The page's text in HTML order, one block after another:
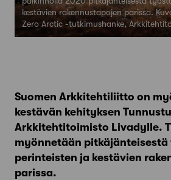
kestävien rakennustapojen parissa.
Zero Arctic -tutkimushanke,
Suomen Arkkitehtiliitto on
kestävän kehityksen
Arkkitehtitoimisto Livadylle.
myönnetään pitkäjänteisestä
perinteisten ja kestävien
parissa.